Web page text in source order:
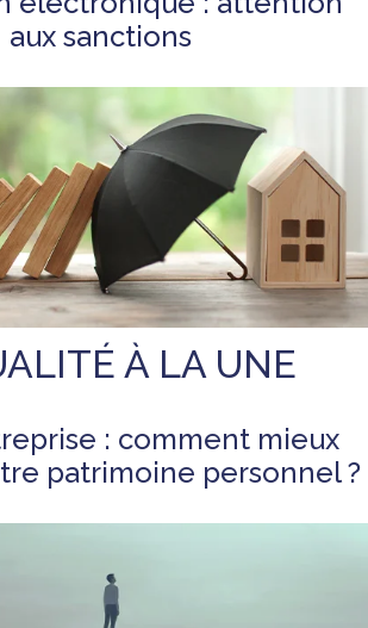
aux sanctions
À LA UNE
: comment mieux
patrimoine personnel ?